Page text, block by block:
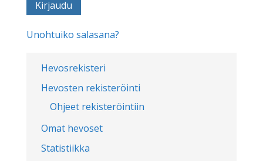
Hevosrekisteri
Hevosten rekisteröinti
Ohjeet rekisteröintiin
Omat hevoset
Statistiikka
Unohtuiko salasana?